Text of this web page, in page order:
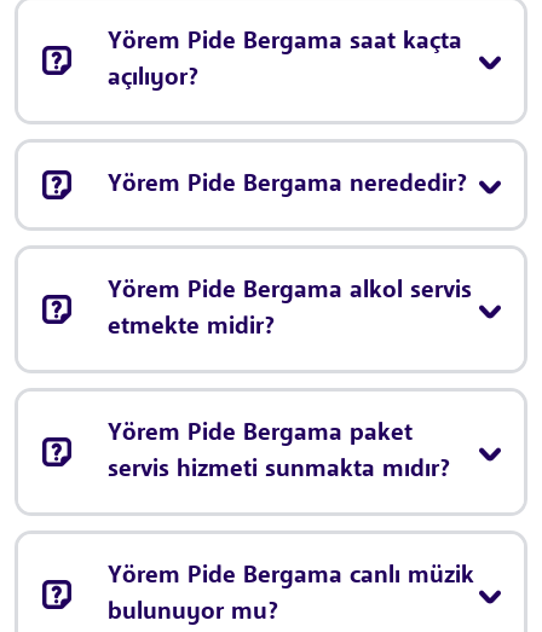
Yörem Pide Bergama saat kaçta
açılıyor?
Yörem Pide Bergama nerededir?
Yörem Pide Bergama alkol servis
etmekte midir?
Yörem Pide Bergama paket
servis hizmeti sunmakta mıdır?
Yörem Pide Bergama canlı müzik
bulunuyor mu?